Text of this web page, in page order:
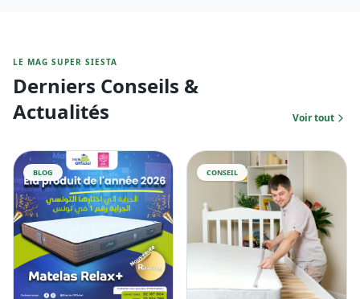
LE MAG SUPER SIESTA
Derniers Conseils &
Actualités
Voir tout
BLOG CONSEIL